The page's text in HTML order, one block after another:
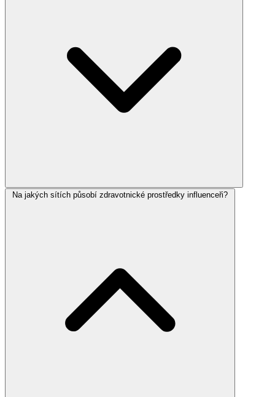
Na jakých sítích působí zdravotnické prostředky influenceři?